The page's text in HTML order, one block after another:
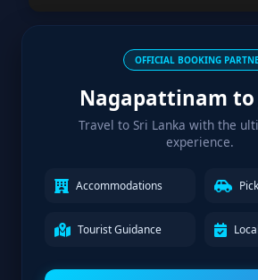
OFFICIAL BOOKING
Nagapattinam to
Travel to Sri Lanka with the
experience.
Accommodations
Tourist Guidance